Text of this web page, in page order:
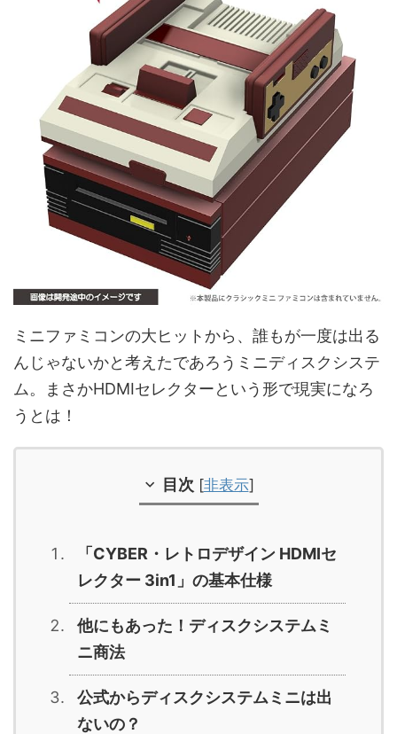
ミニファミコンの大ヒットから、誰もが一度は出る
んじゃないかと考えたであろうミニディスクシステ
ム。まさかHDMIセレクターという形で現実になろ
うとは！
目次 [非表示]
「CYBER・レトロデザイン HDMIセ
レクター 3in1」の基本仕様
他にもあった！ディスクシステムミ
ニ商法
公式からディスクシステムミニは出
ないの？